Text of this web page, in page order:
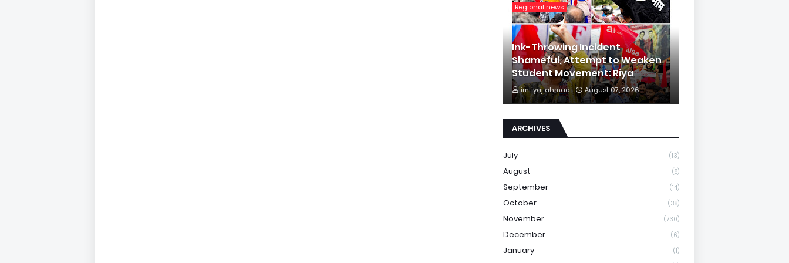
Regional news
Ink-Throwing Incident
Shameful, Attempt to Weaken
Student Movement: Riya
imtiyaj ahmad August 07, 2026
ARCHIVES
July (13)
August (8)
September (14)
October (38)
November (730)
December (6)
January (1)